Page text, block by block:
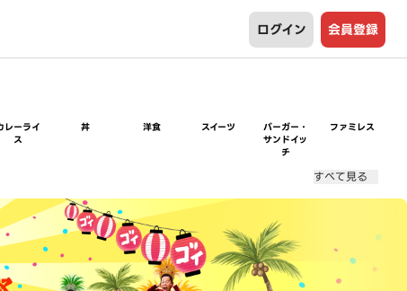
ログイン 会員登録
レーライ
ス
丼 洋食 スイーツ
バーガー・
サンドイッ
チ
ファミレス
すべて見る